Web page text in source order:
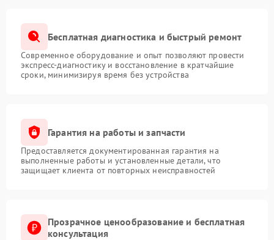
Бесплатная диагностика и быстрый ремонт
Современное оборудование и опыт позволяют провести
экспресс-диагностику и восстановление в кратчайшие
сроки, минимизируя время без устройства
Гарантия на работы и запчасти
Предоставляется документированная гарантия на
выполненные работы и установленные детали, что
защищает клиента от повторных неисправностей
Прозрачное ценообразование и бесплатная
консультация